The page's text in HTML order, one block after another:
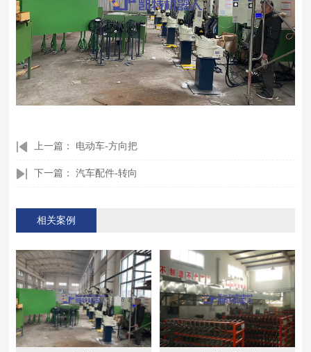
上一篇： 电动车-方向把
下一篇：汽车配件-转向
相关案例